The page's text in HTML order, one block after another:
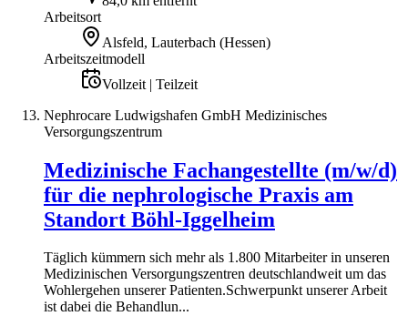
Arbeitsort
Alsfeld, Lauterbach (Hessen)
Arbeitszeitmodell
Vollzeit | Teilzeit
Nephrocare Ludwigshafen GmbH Medizinisches
Versorgungszentrum
Medizinische Fachangestellte (m/w/d)
für die nephrologische Praxis am
Standort Böhl-Iggelheim
Täglich kümmern sich mehr als 1.800 Mitarbeiter in unseren
Medi­zinischen Ver­sorgungs­zentren deutsch­landweit um das
Wohl­ergehen unserer Patienten.Schwerpunkt unserer Arbeit
ist dabei die Behandlun...